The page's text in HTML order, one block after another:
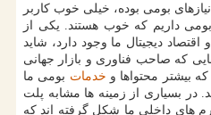
بومی بوده، خیلی خوب کاربر
داریم که خوب هستند. یکی از
دیجیتال ما وجود دارد، شاید
که صاحب فناوری و بازار جهانی
بیشتر محتواها و خدمات بومی ما
بسیاری از زمینه ها مشابه پلت
های داخلی ما شکل گرفته اند که